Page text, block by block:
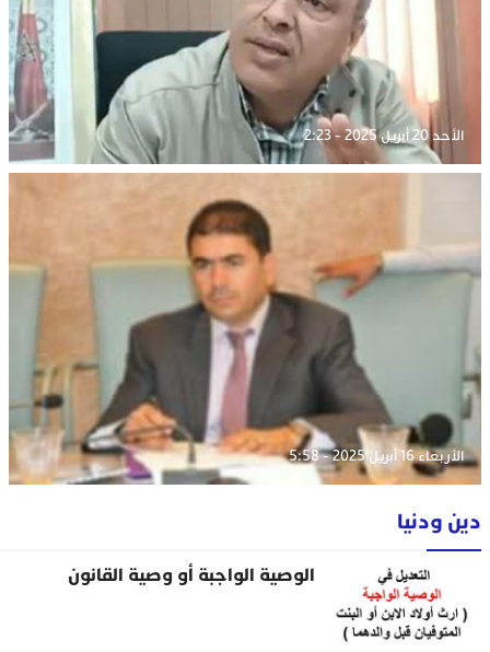
الأحد 20 أبريل 2025 - 2:23
الأربعاء 16 أبريل 2025 - 5:58
دين ودنيا
الوصية الواجبة أو وصية القانون